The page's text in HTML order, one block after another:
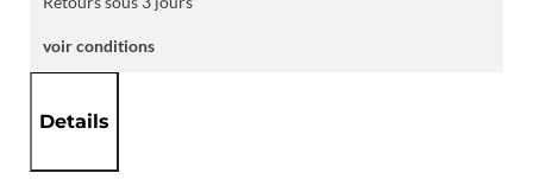
voir conditions
Details